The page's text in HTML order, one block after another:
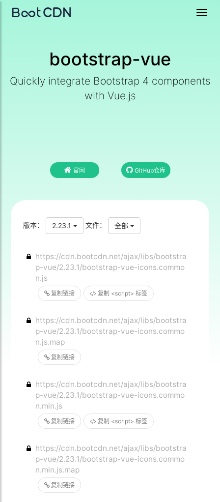
bootstrap-vue
Quickly integrate Bootstrap 4 components
with Vue.js
官网 GitHub仓库
版本： 2.23.1 文件： 全部
复制链接 复制 <script> 标签
https://cdn.bootcdn.net/ajax/libs/bootstra
p-vue/2.23.1/bootstrap-vue-icons.commo
n.js
复制链接
https://cdn.bootcdn.net/ajax/libs/bootstra
p-vue/2.23.1/bootstrap-vue-icons.commo
n.js.map
复制链接 复制 <script> 标签
https://cdn.bootcdn.net/ajax/libs/bootstra
p-vue/2.23.1/bootstrap-vue-icons.commo
n.min.js
复制链接
https://cdn.bootcdn.net/ajax/libs/bootstra
p-vue/2.23.1/bootstrap-vue-icons.commo
n.min.js.map